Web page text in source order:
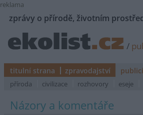
reklama
zprávy o přírodě, životním
/
titulní strana zpravodajství
příroda civilizace rozhovory eseje
Názory a komentáře